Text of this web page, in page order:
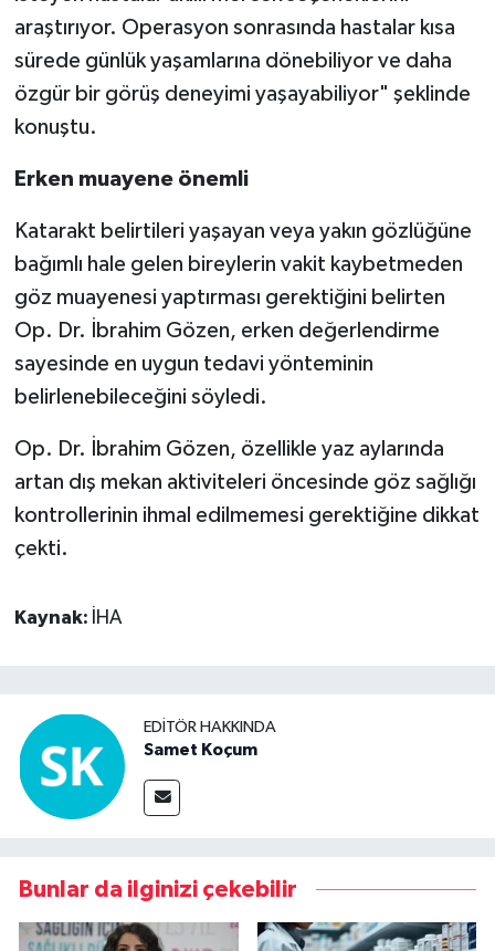
araştırıyor. Operasyon sonrasında hastalar kısa
sürede günlük yaşamlarına dönebiliyor ve daha
özgür bir görüş deneyimi yaşayabiliyor" şeklinde
konuştu.
Erken muayene önemli
Katarakt belirtileri yaşayan veya yakın gözlüğüne
bağımlı hale gelen bireylerin vakit kaybetmeden
göz muayenesi yaptırması gerektiğini belirten
Op. Dr. İbrahim Gözen, erken değerlendirme
sayesinde en uygun tedavi yönteminin
belirlenebileceğini söyledi.
Op. Dr. İbrahim Gözen, özellikle yaz aylarında
artan dış mekan aktiviteleri öncesinde göz sağlığı
kontrollerinin ihmal edilmemesi gerektiğine dikkat
çekti.
Kaynak: İHA
EDITÖR HAKKINDA
Samet Koçum
Bunlar da ilginizi çekebilir